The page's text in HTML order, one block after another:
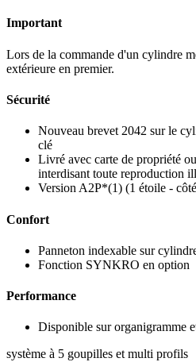
Important
Lors de la commande d'un cylindre
extérieure en premier.
Sécurité
Nouveau brevet 2042 sur le
clé
Livré avec carte de propriété
interdisant toute reproduction
Version A2P*(1) (1 étoile -
Confort
Panneton indexable sur
Fonction SYNKRO en option
Performance
Disponible sur organigramme
système à 5 goupilles et multi profils